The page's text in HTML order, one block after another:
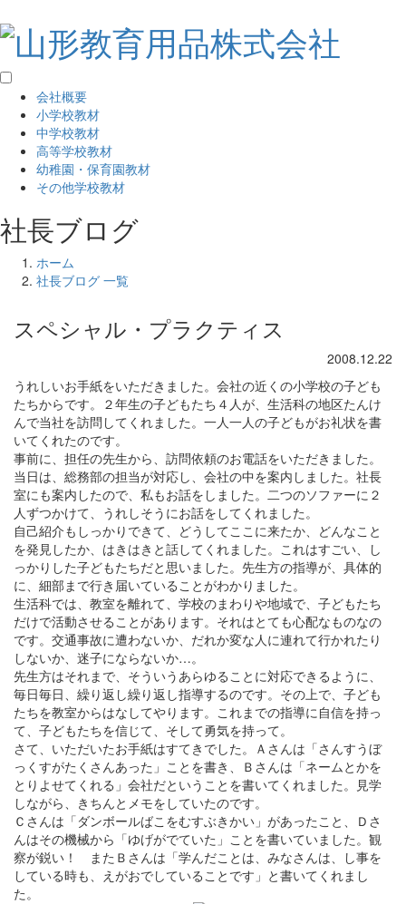
会社概要
小学校教材
中学校教材
高等学校教材
幼稚園・保育園教材
その他学校教材
社長ブログ
ホーム
社長ブログ 一覧
スペシャル・プラクティス
2008.12.22
うれしいお手紙をいただきました。会社の近くの小学校の子ども
たちからです。２年生の子どもたち４人が、生活科の地区たんけ
んで当社を訪問してくれました。一人一人の子どもがお礼状を書
いてくれたのです。
事前に、担任の先生から、訪問依頼のお電話をいただきました。
当日は、総務部の担当が対応し、会社の中を案内しました。社長
室にも案内したので、私もお話をしました。二つのソファーに２
人ずつかけて、うれしそうにお話をしてくれました。
自己紹介もしっかりできて、どうしてここに来たか、どんなこと
を発見したか、はきはきと話してくれました。これはすごい、し
っかりした子どもたちだと思いました。先生方の指導が、具体的
に、細部まで行き届いていることがわかりました。
生活科では、教室を離れて、学校のまわりや地域で、子どもたち
だけで活動させることがあります。それはとても心配なものなの
です。交通事故に遭わないか、だれか変な人に連れて行かれたり
しないか、迷子にならないか…。
先生方はそれまで、そういうあらゆることに対応できるように、
毎日毎日、繰り返し繰り返し指導するのです。その上で、子ども
たちを教室からはなしてやります。これまでの指導に自信を持っ
て、子どもたちを信じて、そして勇気を持って。
さて、いただいたお手紙はすてきでした。Ａさんは「さんすうぼ
っくすがたくさんあった」ことを書き、Ｂさんは「ネームとかを
とりよせてくれる」会社だということを書いてくれました。見学
しながら、きちんとメモをしていたのです。
Ｃさんは「ダンボールばこをむすぶきかい」があったこと、Ｄさ
んはその機械から「ゆげがでていた」ことを書いていました。観
察が鋭い！ またＢさんは「学んだことは、みなさんは、し事を
している時も、えがおでしていることです」と書いてくれまし
た。